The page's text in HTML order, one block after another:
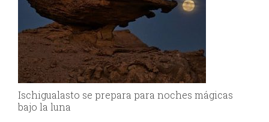
Ischigualasto se prepara para noches mágicas
bajo la luna